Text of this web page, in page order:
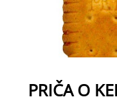
PRIČA O